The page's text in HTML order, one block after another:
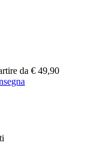
da € 49,90